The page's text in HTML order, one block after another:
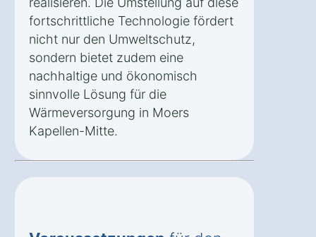
fortschrittliche Technologie fördert
nicht nur den Umweltschutz,
sondern bietet zudem eine
nachhaltige und ökonomisch
sinnvolle Lösung für die
Wärmeversorgung in Moers
Kapellen-Mitte.